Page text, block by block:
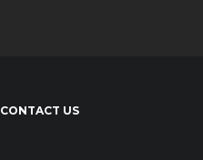
CONTACT US